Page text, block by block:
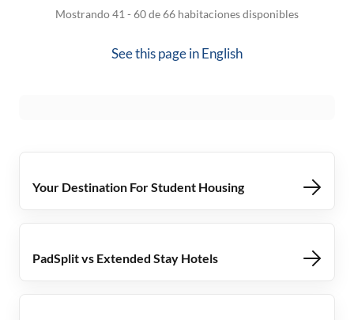
Mostrando 41 - 60 de 66 habitaciones disponibles
See this page inEnglish
Your Destination For Student Housing
PadSplit vs Extended Stay Hotels